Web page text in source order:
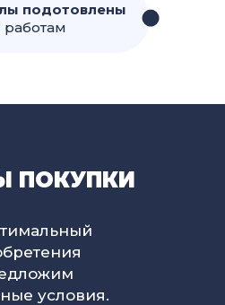
подотовлены
ПОКУПКИ
условия.